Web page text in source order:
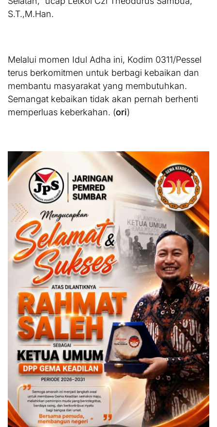
S.T.,M.Han.
Melalui momen Idul Adha ini, Kodim 0311/Pessel
terus berkomitmen untuk berbagi kebaikan dan
membantu masyarakat yang membutuhkan.
Semangat kebaikan tidak akan pernah berhenti
memperluas keberkahan. (ori)